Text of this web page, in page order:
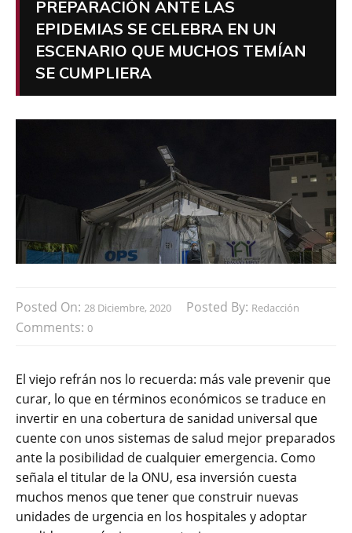
PREPARACIÓN ANTE LAS
EPIDEMIAS SE CELEBRA EN UN
ESCENARIO QUE MUCHOS TEMÍAN
SE CUMPLIERA
Posted On: 28 Diciembre, 2020 Posted By: Redacción
Comments: 0
El viejo refrán nos lo recuerda: más vale prevenir que
curar, lo que en términos económicos se traduce en
invertir en una cobertura de sanidad universal que
cuente con unos sistemas de salud mejor preparados
ante la posibilidad de cualquier emergencia. Como
señala el titular de la ONU, esa inversión cuesta
muchos menos que tener que construir nuevas
unidades de urgencia en los hospitales y adoptar